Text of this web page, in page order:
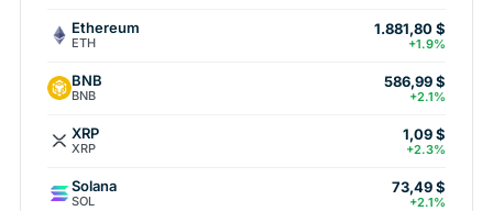
Ethereum
ETH
1.881,80 $
+1.9%
BNB
BNB
586,99 $
+2.1%
XRP
XRP
1,09 $
+2.3%
Solana
SOL
73,49 $
+2.1%